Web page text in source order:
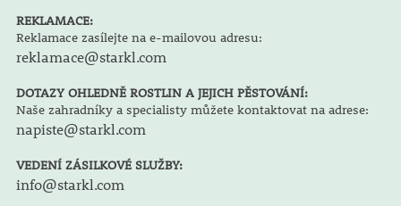
REKLAMACE:
Reklamace zasílejte na e-mailovou adresu:
reklamace@starkl.com
DOTAZY OHLEDNĚ ROSTLIN A JEJICH PĚSTOVÁNÍ:
Naše zahradníky a specialisty můžete kontaktovat na adrese:
napiste@starkl.com
VEDENÍ ZÁSILKOVÉ SLUŽBY:
info@starkl.com